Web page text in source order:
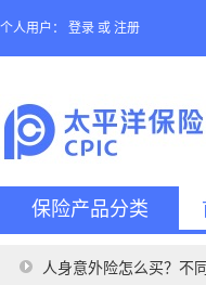
个人用户： 登录 或 注册
保险产品分类
人身意外险怎么买？不